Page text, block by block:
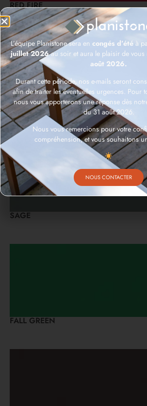
RED FIRE
HAPPY RED
SAGE
FALL GREEN
L’équipe Planistone sera en congés d’été à
juillet 2026au soir et aura le plaisir de vous
août 2026.
Durant cette période, nos e-mails seront
afin de traiter les éventuelles urgences. Pour
nous vous apporterons une réponse dès
du 31 août 2026.
Nous vous remercions pour votre
compréhension, et vous souhaitons
NOUS CONTACTER